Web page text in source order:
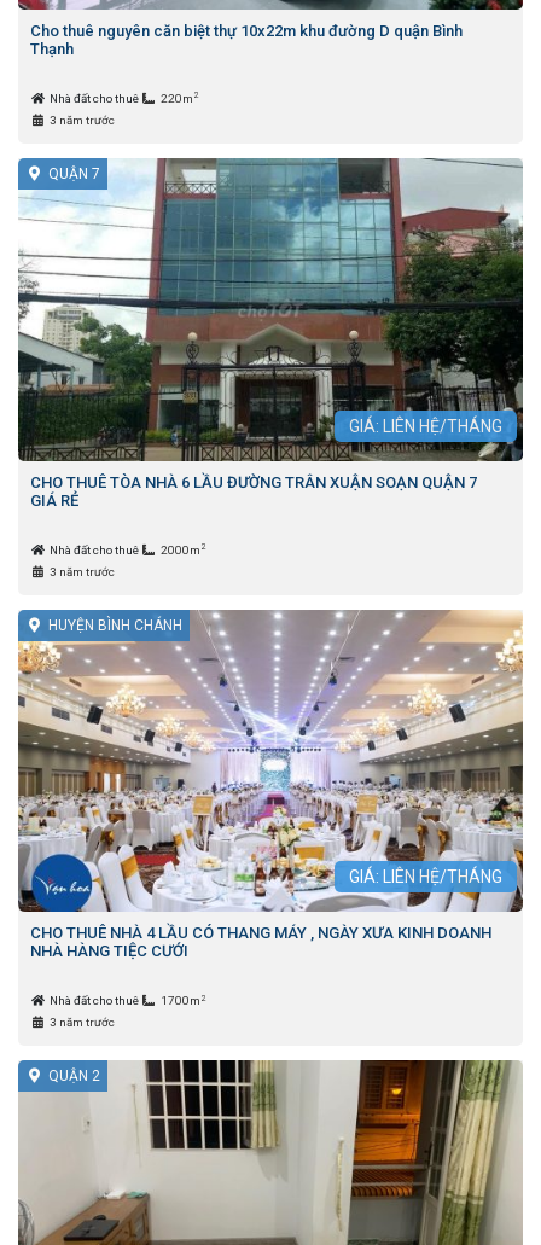
Cho thuê nguyên căn biệt thự 10x22m khu đường D quận Bình
Thạnh
Nhà đất cho thuê 220m 2
3 năm trước
QUẬN 7
GIÁ: LIÊN HỆ/THÁNG
CHO THUÊ TÒA NHÀ 6 LẦU ĐƯỜNG TRÂN XUẬN SOẠN QUẬN 7
GIÁ RẺ
Nhà đất cho thuê 2000m 2
3 năm trước
HUYỆN BÌNH CHÁNH
GIÁ: LIÊN HỆ/THÁNG
CHO THUÊ NHÀ 4 LẦU CÓ THANG MÁY , NGÀY XƯA KINH DOANH
NHÀ HÀNG TIỆC CƯỚI
Nhà đất cho thuê 1700m 2
3 năm trước
QUẬN 2